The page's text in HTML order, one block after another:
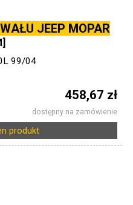
JEEP MOPAR
99/04
458,67 zł
dostępny na zamówienie
produkt